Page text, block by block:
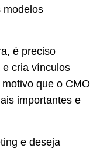
modelos
é preciso
cria vínculos
que o CMO
importantes e
e deseja